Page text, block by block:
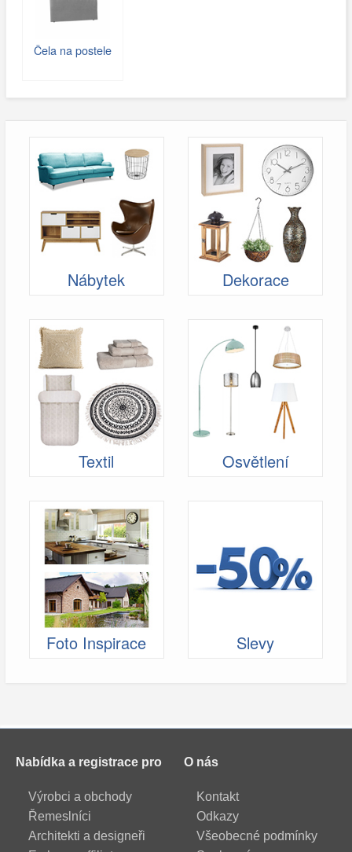
Čela na postele
Nábytek Dekorace
Textil Osvětlení
Foto Inspirace Slevy
Nabídka a registrace pro
Výrobci a obchody
Řemeslníci
Architekti a designeři
O nás
Kontakt
Odkazy
Všeobecné podmínky